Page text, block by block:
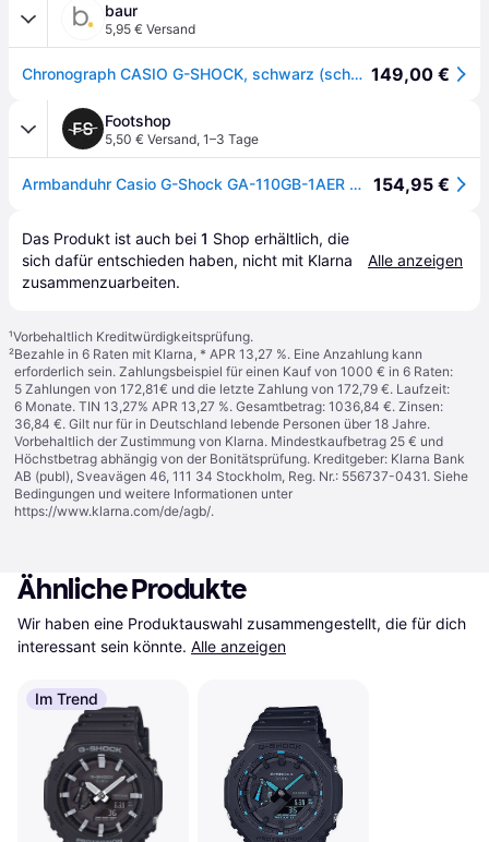
baur
5,95 € Versand
Chronograph CASIO G-SHOCK, schwarz (schwarz, goldfarben), Armbanduhren, Herren, Chronograph, Quarzuhr,Armbanduhr,Herrenuhr,digital, bis 20 bar wasserd.Resinarmband 149,00 €
Footshop
5,50 € Versand, 1–3 Tage
Armbanduhr Casio G-Shock GA-110GB-1AER Watch Black Universal 154,95 €
Das Produkt ist auch bei 1 Shop erhältlich, die
sich dafür entschieden haben, nicht mit Klarna
zusammenzuarbeiten.
Alle anzeigen
¹Vorbehaltlich Kreditwürdigkeitsprüfung.
²Bezahle in 6 Raten mit Klarna, * APR 13,27 %. Eine Anzahlung kann
erforderlich sein. Zahlungsbeispiel für einen Kauf von 1000 € in 6 Raten:
5 Zahlungen von 172,81€ und die letzte Zahlung von 172,79 €. Laufzeit:
6 Monate. TIN 13,27% APR 13,27 %. Gesamtbetrag: 1036,84 €. Zinsen:
36,84 €. Gilt nur für in Deutschland lebende Personen über 18 Jahre.
Vorbehaltlich der Zustimmung von Klarna. Mindestkaufbetrag 25 € und
Höchstbetrag abhängig von der Bonitätsprüfung. Kreditgeber: Klarna Bank
AB (publ), Sveavägen 46, 111 34 Stockholm, Reg. Nr.: 556737-0431. Siehe
Bedingungen und weitere Informationen unter
https://www.klarna.com/de/agb/.
Ähnliche Produkte
Wir haben eine Produktauswahl zusammengestellt, die für dich
interessant sein könnte. Alle anzeigen
Im Trend